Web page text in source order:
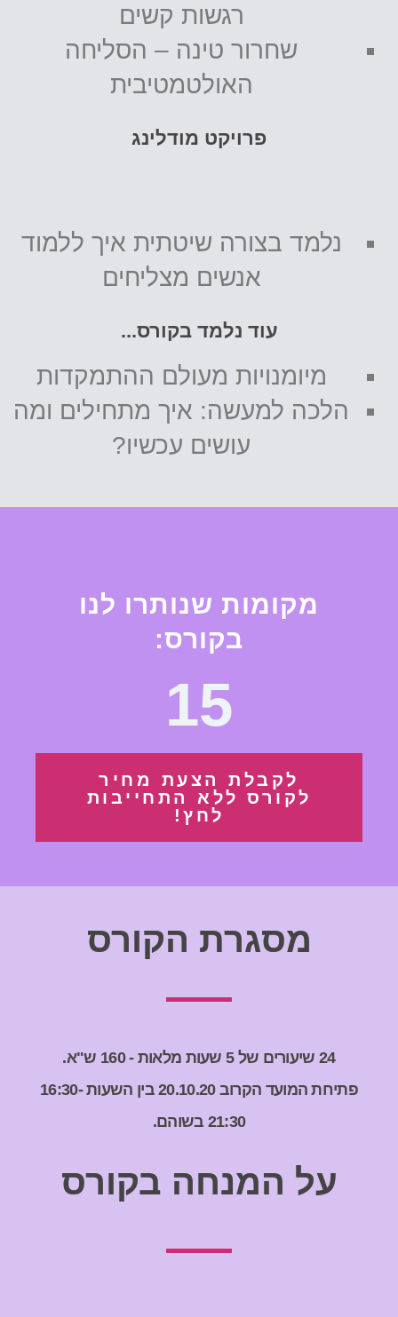
רגשות קשים
שחרור טינה – הסליחה
האולטמטיבית
פרויקט מודלינג
נלמד בצורה שיטתית איך ללמוד
אנשים מצליחים
עוד נלמד בקורס...
מיומנויות מעולם ההתמקדות
הלכה למעשה: איך מתחילים ומה
עושים עכשיו?
מקומות שנותרו לנו
בקורס:
15
לקבלת הצעת מחיר
לקורס ללא התחייבות
לחץ!
מסגרת הקורס
24 שיעורים של 5 שעות מלאות - 160 ש"א.
פתיחת המועד הקרוב 20.10.20 בין השעות 16:30-
21:30 בשוהם.
על המנחה בקורס